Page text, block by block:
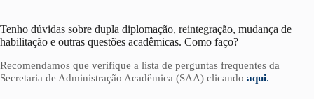
Tenho dúvidas sobre dupla diplomação, reintegração, mudança de
habilitação e outras questões acadêmicas. Como faço?
Recomendamos que verifique a lista de perguntas frequentes da
Secretaria de Administração Acadêmica (SAA) clicando aqui.